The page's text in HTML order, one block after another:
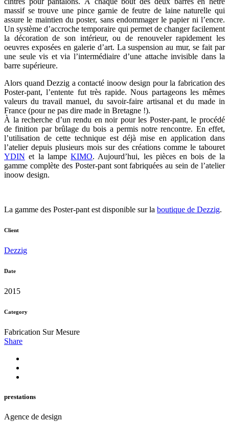
massif se trouve une pince garnie de feutre de laine naturelle qui
assure le maintien du poster, sans endommager le papier ni l’encre.
Un système d’accroche temporaire qui permet de changer facilement
la décoration de son intérieur, ou de renouveler rapidement les
oeuvres exposées en galerie d’art. La suspension au mur, se fait par
une seule vis et via l’intermédiaire d’une attache invisible dans la
barre supérieure.
Alors quand Dezzig a contacté inoow design pour la fabrication des
Poster-pant, l’entente fut très rapide. Nous partageons les mêmes
valeurs du travail manuel, du savoir-faire artisanal et du made in
France (pour ne pas dire made in Bretagne !).
À la recherche d’un rendu en noir pour les Poster-pant, le procédé
de finition par brûlage du bois a permis notre rencontre. En effet,
l’utilisation de cette technique est déjà mise en application dans
l’atelier depuis plusieurs mois sur des créations comme le tabouret
YDIN et la lampeKIMO. Aujourd’hui, les pièces en bois de la
gamme complète des Poster-pant sont fabriquées au sein de l’atelier
inoow design.
La gamme des Poster-pant est disponible sur la boutique de Dezzig.
Client
Dezzig
Date
2015
Category
Fabrication Sur Mesure
Share
prestations
Agence de design